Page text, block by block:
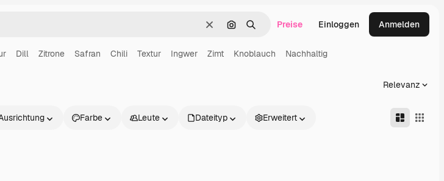
LöschenNach Bild suchen
SuchenPreise Einloggen Anmelden
Dill Zitrone Safran Chili Textur Ingwer Zimt Knoblauch Nachhaltig
Relevanz
Farbe Leute Dateityp Erweitert